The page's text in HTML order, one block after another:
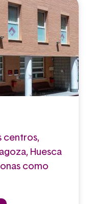
centros,
Huesca
como